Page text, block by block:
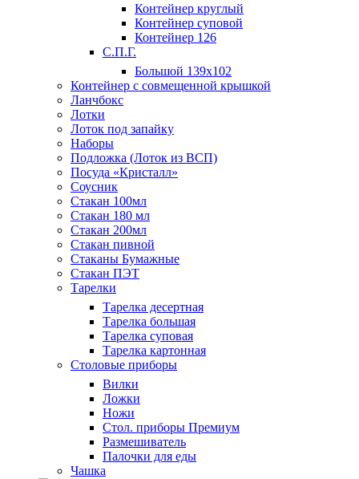
Контейнер круглый
Контейнер суповой
Контейнер 126
С.П.Г.
Большой 139х102
Контейнер с совмещенной крышкой
Ланчбокс
Лотки
Лоток под запайку
Наборы
Подложка (Лоток из ВСП)
Посуда «Кристалл»
Соусник
Стакан 100мл
Стакан 180 мл
Стакан 200мл
Стакан пивной
Стаканы Бумажные
Стакан ПЭТ
Тарелки
Тарелка десертная
Тарелка большая
Тарелка суповая
Тарелка картонная
Столовые приборы
Вилки
Ложки
Ножи
Стол. приборы Премиум
Размешиватель
Палочки для еды
Чашка